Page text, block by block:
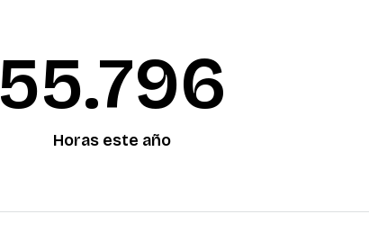
55.874
Horas este año